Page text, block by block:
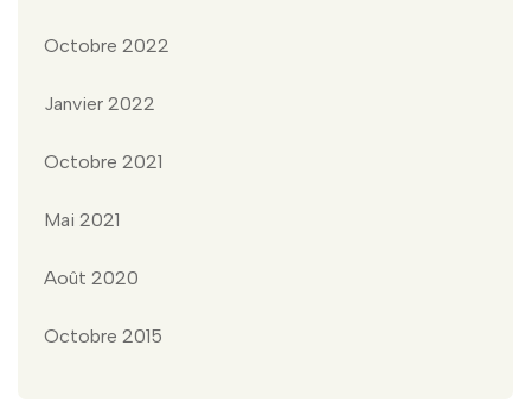
Octobre 2022
Janvier 2022
Octobre 2021
Mai 2021
Août 2020
Octobre 2015